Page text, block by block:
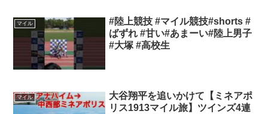
マイル
#陸上競技 #マイル競技#shorts #
ばずれ #甘い#あまーい#陸上男子
#大塚 #高校生
マイル
大谷翔平を追いかけて【ミネアポ
リス1913マイル旅】ツインズ4連